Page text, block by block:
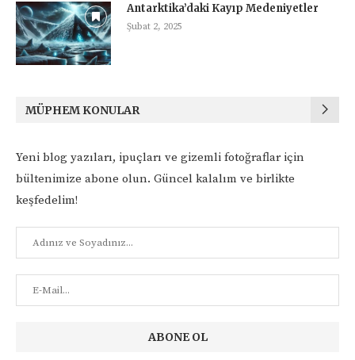
Antarktika’daki Kayıp Medeniyetler
Şubat 2, 2025
MÜPHEM KONULAR
Yeni blog yazıları, ipuçları ve gizemli fotoğraflar için
bültenimize abone olun. Güncel kalalım ve birlikte
keşfedelim!